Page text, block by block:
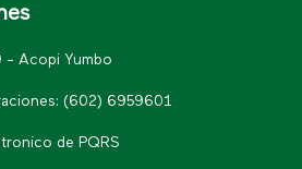
- Acopi Yumbo
(602) 6959601
de PQRS